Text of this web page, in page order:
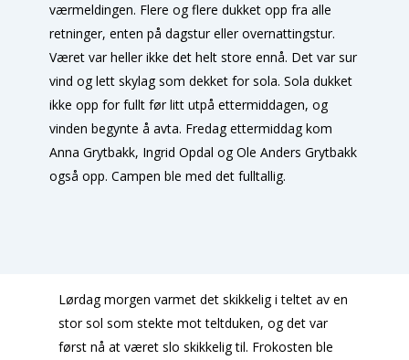
værmeldingen. Flere og flere dukket opp fra alle
retninger, enten på dagstur eller overnattingstur.
Været var heller ikke det helt store ennå. Det var sur
vind og lett skylag som dekket for sola. Sola dukket
ikke opp for fullt før litt utpå ettermiddagen, og
vinden begynte å avta. Fredag ettermiddag kom
Anna Grytbakk, Ingrid Opdal og Ole Anders Grytbakk
også opp. Campen ble med det fulltallig.
Lørdag morgen varmet det skikkelig i teltet av en
stor sol som stekte mot teltduken, og det var
først nå at været slo skikkelig til. Frokosten ble